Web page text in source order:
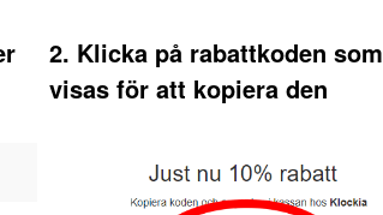
2. Klicka på rabattkoden som
visas för att kopiera den